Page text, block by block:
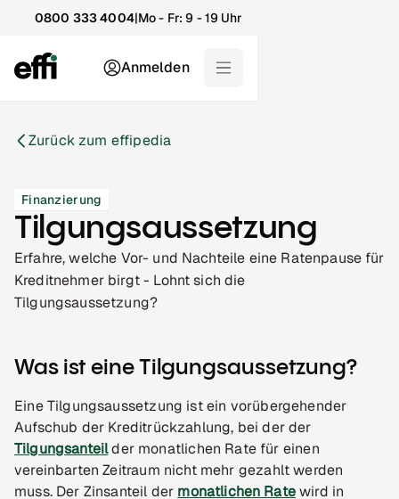
0800 333 4004|Mo - Fr: 9 - 19 Uhr
Anmelden
Zurück zum effipedia
Finanzierung
Tilgungsaussetzung
Erfahre, welche Vor- und Nachteile eine Ratenpause für
Kreditnehmer birgt - Lohnt sich die
Tilgungsaussetzung?
Was ist eine Tilgungsaussetzung?
Eine Tilgungsaussetzung ist ein vorübergehender
Aufschub der Kreditrückzahlung, bei der der
Tilgungsanteilder monatlichen Rate für einen
vereinbarten Zeitraum nicht mehr gezahlt werden
muss. Der Zinsanteil der monatlichen Ratewird in